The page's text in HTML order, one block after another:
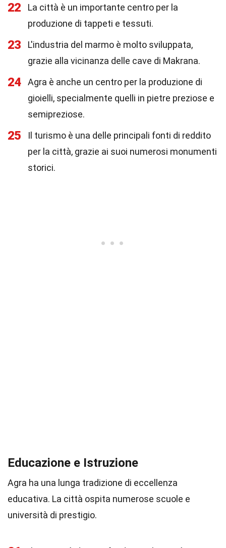
22
La città è un importante centro per la
produzione di tappeti e tessuti.
23
L'industria del marmo è molto sviluppata,
grazie alla vicinanza delle cave di Makrana.
24
Agra è anche un centro per la produzione di
gioielli, specialmente quelli in pietre preziose e
semipreziose.
25
Il turismo è una delle principali fonti di reddito
per la città, grazie ai suoi numerosi monumenti
storici.
Educazione e Istruzione
Agra ha una lunga tradizione di eccellenza
educativa. La città ospita numerose scuole e
università di prestigio.